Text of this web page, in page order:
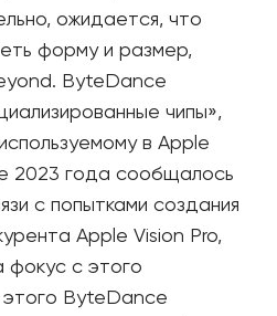
ожидается, что
форму и размер,
ByteDance
чипы»,
в Apple
2023 года сообщалось
с попытками создания
Apple Vision Pro,
фокус с этого
ByteDance